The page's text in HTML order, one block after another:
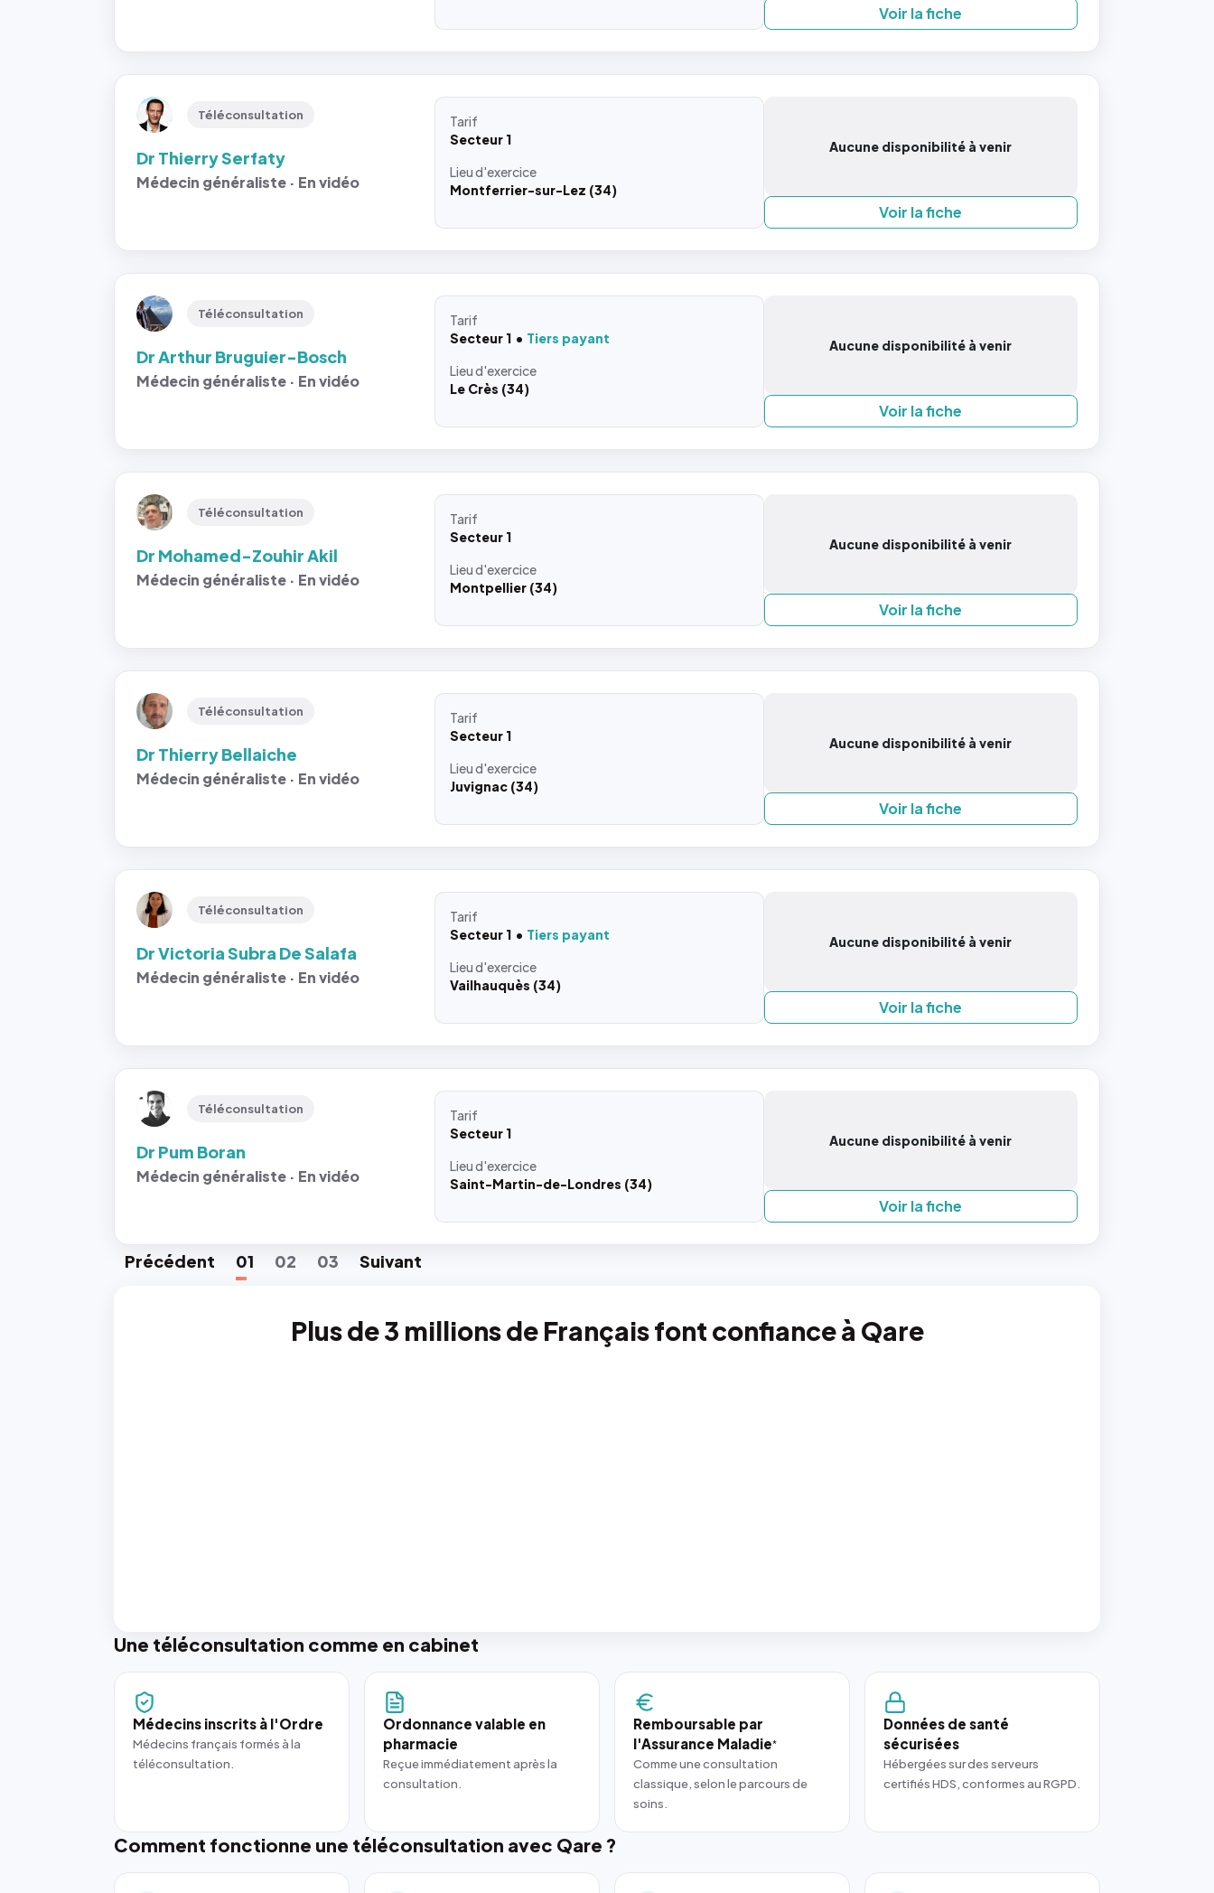
Voir la fiche
Téléconsultation
Dr Thierry Serfaty
Médecin généraliste · En vidéo
Tarif
Secteur 1
Lieud'exercice
Montferrier-sur-Lez (34)
Aucune disponibilité à venir
Voir la fiche
Téléconsultation
Dr Arthur Bruguier-Bosch
Médecin généraliste · En vidéo
Tarif
Secteur 1
Tiers payant
Lieud'exercice
Le Crès (34)
Aucune disponibilité à venir
Voir la fiche
Téléconsultation
Dr Mohamed-Zouhir Akil
Médecin généraliste · En vidéo
Tarif
Secteur 1
Lieud'exercice
Montpellier (34)
Aucune disponibilité à venir
Voir la fiche
Téléconsultation
Dr Thierry Bellaiche
Médecin généraliste · En vidéo
Tarif
Secteur 1
Lieud'exercice
Juvignac (34)
Aucune disponibilité à venir
Voir la fiche
Téléconsultation
Dr Victoria Subra De Salafa
Médecin généraliste · En vidéo
Tarif
Secteur 1
Tiers payant
Lieud'exercice
Vailhauquès (34)
Aucune disponibilité à venir
Voir la fiche
Téléconsultation
Dr Pum Boran
Médecin généraliste · En vidéo
Tarif
Secteur 1
Lieud'exercice
Saint-Martin-de-Londres (34)
Aucune disponibilité à venir
Voir la fiche
Précédent 01 02 03 Suivant
Plus de 3 millions de Français font confiance à Qare
Une téléconsultation comme en cabinet
Médecins inscrits à l'Ordre
Médecins français formés à la
téléconsultation.
Ordonnance valable en
pharmacie
Reçue immédiatement après la
consultation.
Remboursable par
l'Assurance Maladie*
Comme une consultation
classique, selon le parcours de
soins.
Données de santé
sécurisées
Hébergées sur des serveurs
certifiés HDS, conformes au RGPD.
Comment fonctionne une téléconsultation avec Qare ?